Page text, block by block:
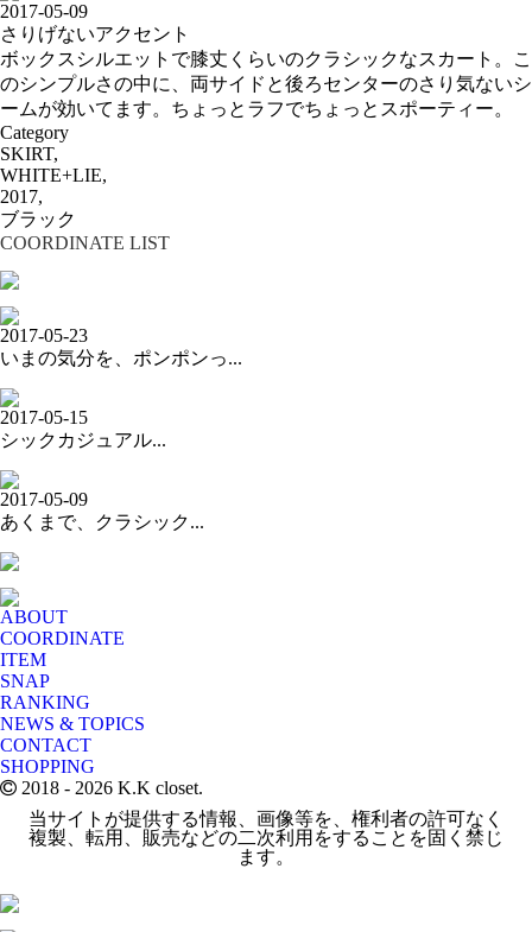
2017-05-09
さりげないアクセント
ボックスシルエットで膝丈くらいのクラシックなスカート。こ
のシンプルさの中に、両サイドと後ろセンターのさり気ないシ
ームが効いてます。ちょっとラフでちょっとスポーティー。
Category
SKIRT,
WHITE+LIE,
2017,
ブラック
COORDINATE LIST
2017-05-23
いまの気分を、ポンポンっ...
2017-05-15
シックカジュアル...
2017-05-09
あくまで、クラシック...
ABOUT
COORDINATE
ITEM
SNAP
RANKING
NEWS & TOPICS
CONTACT
SHOPPING
2018 - 2026 K.K closet.
当サイトが提供する情報、画像等を、権利者の許可なく
複製、転用、販売などの二次利用をすることを固く禁じ
ます。